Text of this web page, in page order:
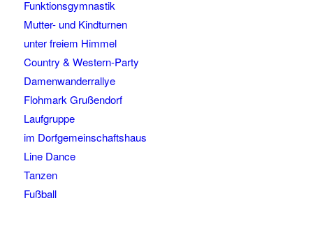
Funktionsgymnastik
Mutter- und Kindturnen
unter freiem Himmel
Country & Western-Party
Damenwanderrallye
Flohmark Grußendorf
Laufgruppe
im Dorfgemeinschaftshaus
Line Dance
Tanzen
Fußball